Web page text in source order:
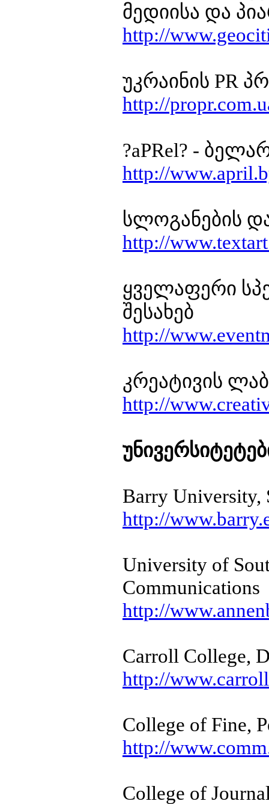
მედიისა და
http://
უკრაინის PR
http://
?aPRel? -
http://
სლოგანების
http://
ყველაფერი
შესახებ
http://
კრეატივის
http://
Barry University,
http://
University of
Communications
http://
Carroll College,
http://
College of Fine,
http://
College of